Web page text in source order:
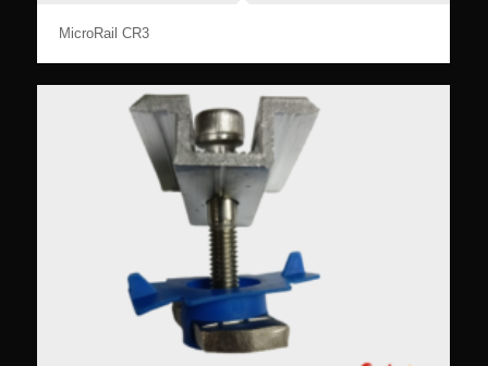
MicroRail CR3